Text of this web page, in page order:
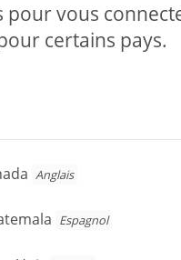
vous
certains pays.
Anglais
Espagnol